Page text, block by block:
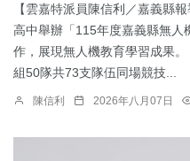
【雲嘉特派員陳信利／嘉義縣
高中舉辦「115年度嘉義縣無人
作，展現無人機教育學習成果
組50隊共73支隊伍同場競技...
陳信利 2026年八月07日